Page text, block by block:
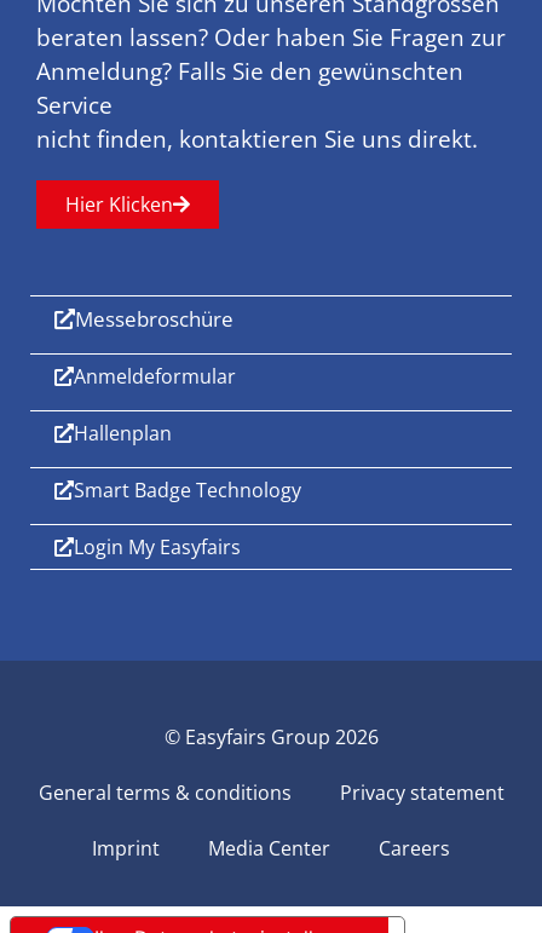
beraten lassen? Oder haben Sie Fragen zur
Anmeldung? Falls Sie den gewünschten
Service
nicht finden, kontaktieren Sie uns direkt.
Hier Klicken
Messebroschüre
Anmeldeformular
Hallenplan
Smart Badge Technology
Login My Easyfairs
© Easyfairs Group 2026
General terms & conditions Privacy statement
Imprint Media Center Careers